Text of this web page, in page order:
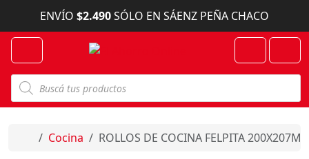
Skip to content
ENVÍO $2.490SÓLO EN SÁENZ PEÑA CHACO
B
s
q
Account
Cart
Home
Cocina ROLLOS DE COCINA FELPITA